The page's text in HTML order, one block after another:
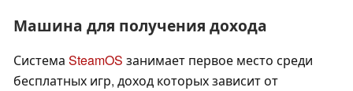
Машина для получения дохода
Система SteamOS занимает первое место среди
бесплатных игр, доход которых зависит от